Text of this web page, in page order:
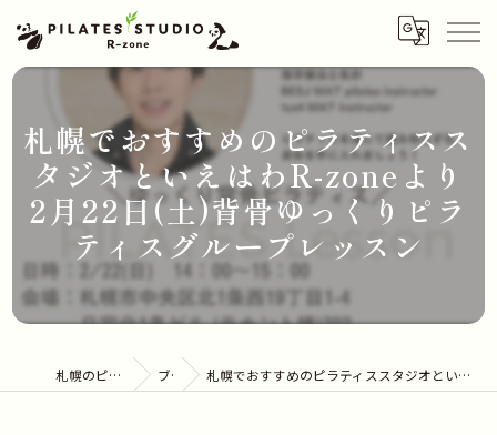
札幌でおすすめのピラティスス
タジオといえはわR-zoneより
2月22日(土)背骨ゆっくりピラ
ティスグループレッスン
札幌のピラティスならR-zone ブログ 札幌でおすすめのピラティススタジオといえはわR-zoneより2月22日(土)背骨ゆっくりピラティスグループレッスン